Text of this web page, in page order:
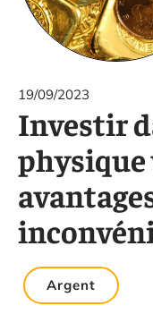
19/09/2023
Investir
physique
Argent